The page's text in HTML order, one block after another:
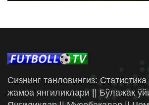
Сизнинг танловингиз:
жамоа янгиликлари || Бўлажак